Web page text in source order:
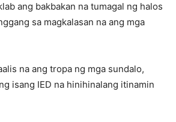
ang bakbakan na tumagal ng halos
sa magkalasan na ang mga
na ang tropa ng mga sundalo,
isang IED na hinihinalang itinamin